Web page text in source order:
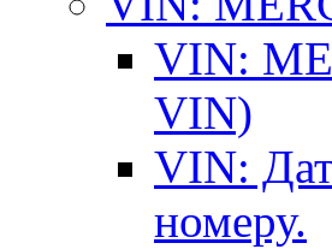
VIN:
VIN)
VIN:
номеру.